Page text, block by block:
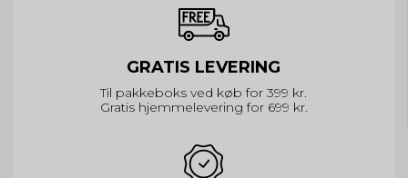
GRATIS LEVERING
Til pakkeboks ved køb for 399 kr.
Gratis hjemmelevering for 699 kr.